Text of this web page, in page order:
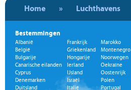
Home » Luchthavens
Bestemmingen
Albanië
België
Bulgarije
Canarische eilanden
Cyprus
Denemarken
Duitsland
Frankrijk
Griekenland
Hongarije
Ierland
IJsland
Israël
Italië
Marokko
Montenegro
Noorwegen
Oekraïne
Oostenrijk
Polen
Portugal